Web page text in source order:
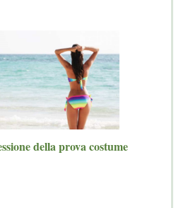
della prova costume